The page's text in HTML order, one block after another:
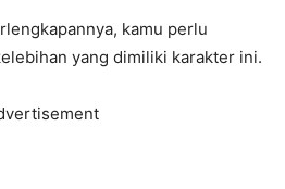
kamu perlu
yang dimiliki karakter ini.